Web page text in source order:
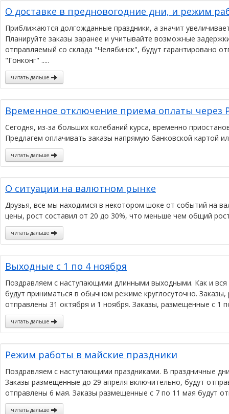
О доставке в предновогодние дни, и режим
Приближаются долгожданные праздники, а значит
Планируйте заказы заранее и учитывайте возможные
отправляемый со склада "Челябинск", будут гарантировано
"Гонконг" .....
читать дальше
Временное отключение приема оплаты через
Сегодня, из-за больших колебаний курса, временно
Предлагем оплачивать заказы напрямую банковской картой
читать дальше
О ситуации на валютном рынке
Друзья, все мы находимся в некотором шоке от событий на
цены, рост составил от 20 до 30%, что меньше чем общий
читать дальше
Выходные с 1 по 4 ноября
Поздравляем с наступающими длинными выходными. Как и
будут приниматься в обычном режиме круглосуточно.
отправлены 31 октября и 1 ноября. Заказы, размещенные с 1
читать дальше
Режим работы в майские праздники
Поздравляем с наступающими праздниками. В праздничные
Заказы размещенные до 29 апреля включительно, будут
отправлены 6 мая. Заказы размещенные с 7 по 11 мая будут
читать дальше